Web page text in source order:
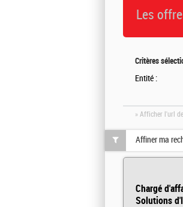
Les
Critères
Entité :
» Afficher l'url
Chargé
Solutions
Affiner ma